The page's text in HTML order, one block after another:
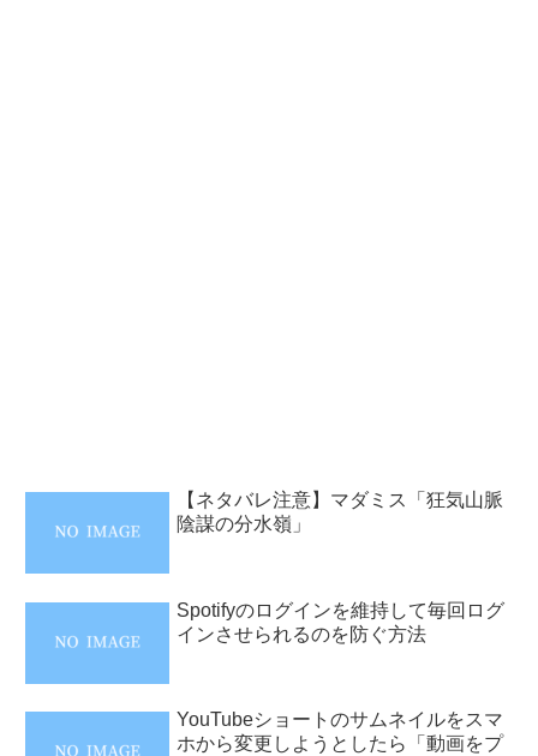
【ネタバレ注意】マダミス「狂気山脈
陰謀の分水嶺」
Spotifyのログインを維持して毎回ログ
インさせられるのを防ぐ方法
YouTubeショートのサムネイルをスマ
ホから変更しようとしたら「動画をプ